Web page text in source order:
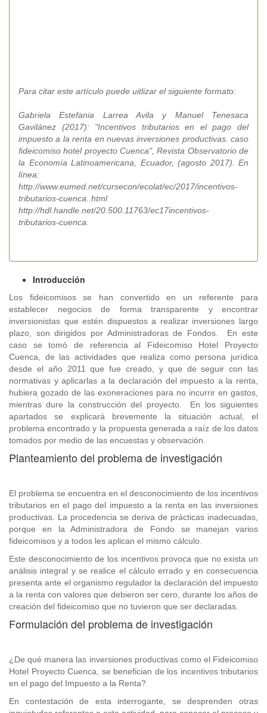
Para citar este artículo puede uitlizar el siguiente formato:
Gabriela Estefania Larrea Avila y Manuel Tenesaca
Gavilánez (2017): "Incentivos tributarios en el pago del
impuesto a la renta en nuevas inversiones productivas. caso
fideicomiso hotel proyecto Cuenca", Revista Observatorio de
la Economía Latinoamericana, Ecuador, (agosto 2017). En
línea:
http://www.eumed.net/cursecon/ecolat/ec/2017/incentivos-
tributarios-cuenca..html
http://hdl.handle.net/20.500.11763/ec17incentivos-
tributarios-cuenca.
Introducción
Los fideicomisos se han convertido en un referente para
establecer negocios de forma transparente y encontrar
inversionistas que estén dispuestos a realizar inversiones largo
plazo, son dirigidos por Administradoras de Fondos. En este
caso se tomó de referencia al Fideicomiso Hotel Proyecto
Cuenca, de las actividades que realiza como persona jurídica
desde el año 2011 que fue creado, y que de seguir con las
normativas y aplicarlas a la declaración del impuesto a la renta,
hubiera gozado de las exoneraciones para no incurrir en gastos,
mientras dure la construcción del proyecto. En los siguientes
apartados se explicará brevemente la situación actual, el
problema encontrado y la propuesta generada a raíz de los datos
tomados por medio de las encuestas y observación.
Planteamiento del problema de investigación
El problema se encuentra en el desconocimiento de los incentivos
tributarios en el pago del impuesto a la renta en las inversiones
productivas. La procedencia se deriva de prácticas inadecuadas,
porque en la Administradora de Fondo se manejan varios
fideicomisos y a todos les aplican el mismo cálculo.
Este desconocimiento de los incentivos provoca que no exista un
análisis integral y se realice el cálculo errado y en consecuencia
presenta ante el organismo regulador la declaración del impuesto
a la renta con valores que debieron ser cero, durante los años de
creación del fideicomiso que no tuvieron que ser declaradas.
Formulación del problema de investigación
¿De qué manera las inversiones productivas como el Fideicomiso
Hotel Proyecto Cuenca, se benefician de los incentivos tributarios
en el pago del Impuesto a la Renta?
En contestación de esta interrogante, se desprenden otras